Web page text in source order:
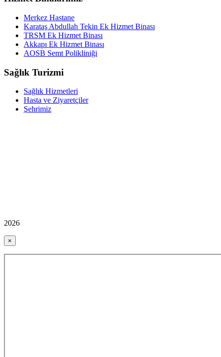
Merkez Hastane
Karataş Abdullah Tekin Ek Hizmet Binası
TRSM Ek Hizmet Binası
Akkapı Ek Hizmet Binası
AOSB Semt Polikliniği
Sağlık Turizmi
Sağlık Hizmetleri
Hasta ve Ziyaretçiler
Şehrimiz
2026
×